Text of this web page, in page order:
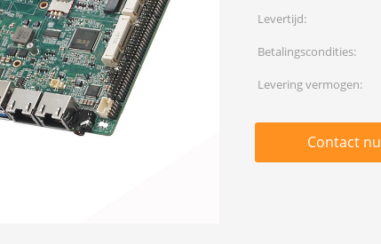
Levertijd:
Betalingscondities:
Levering vermogen:
Contact nu